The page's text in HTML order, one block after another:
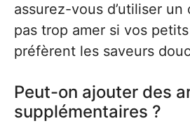
assurez-vous d’utiliser
pas trop amer si vos
préfèrent les saveurs
Peut-on ajouter des
supplémentaires ?